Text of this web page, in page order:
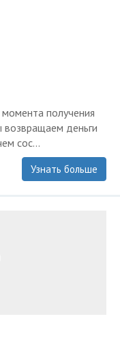
получения
возвращаем деньги
сос...
Узнать больше